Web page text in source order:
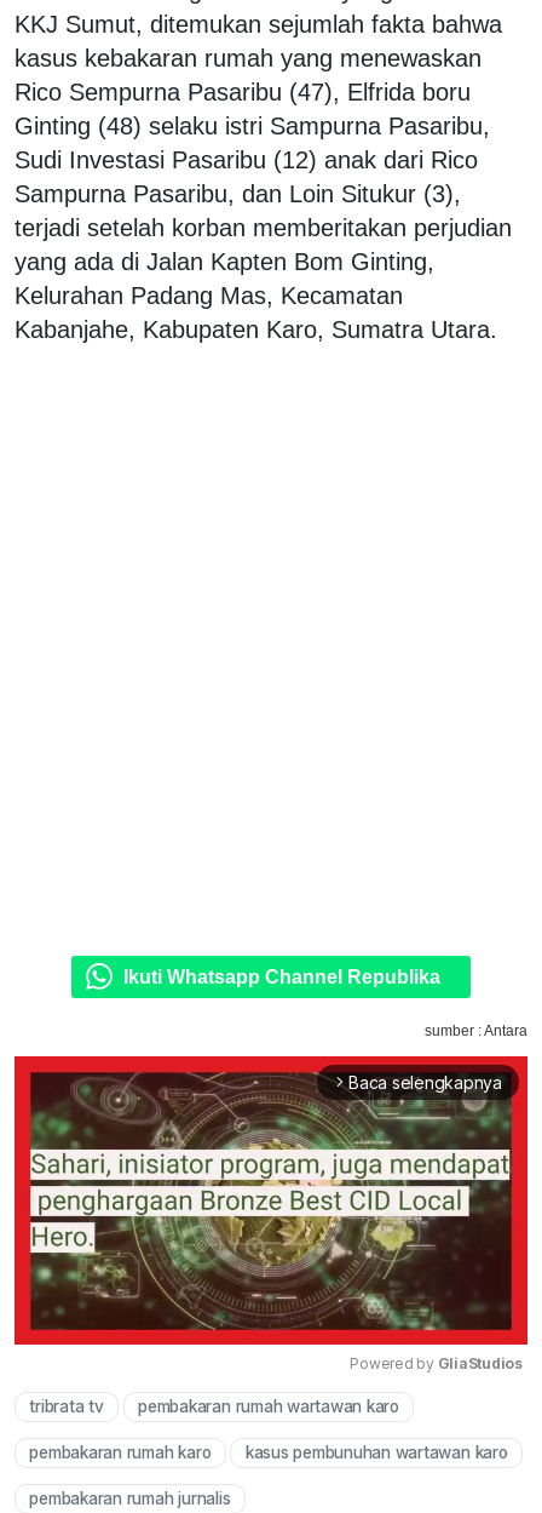
KKJ Sumut, ditemukan sejumlah fakta bahwa
kasus kebakaran rumah yang menewaskan
Rico Sempurna Pasaribu (47), Elfrida boru
Ginting (48) selaku istri Sampurna Pasaribu,
Sudi Investasi Pasaribu (12) anak dari Rico
Sampurna Pasaribu, dan Loin Situkur (3),
terjadi setelah korban memberitakan perjudian
yang ada di Jalan Kapten Bom Ginting,
Kelurahan Padang Mas, Kecamatan
Kabanjahe, Kabupaten Karo, Sumatra Utara.
Ikuti Whatsapp Channel Republika
sumber : Antara
arrow_forward_ios Baca selengkapnya
Powered by GliaStudios
tribrata tv pembakaran rumah wartawan karo
pembakaran rumah karo kasus pembunuhan wartawan karo
pembakaran rumah jurnalis